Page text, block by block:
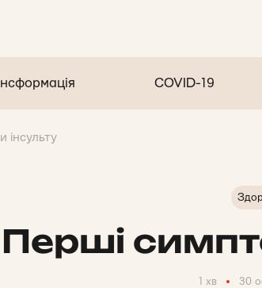
COVID-19
інсульту
Перші
1 хв 30